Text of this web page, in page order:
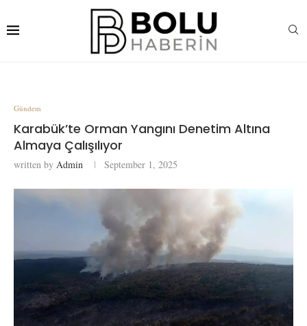
Gündem
Karabük’te Orman Yangını Denetim Altına
Almaya Çalışılıyor
written by Admin September 1, 2025